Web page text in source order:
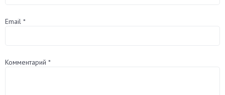
Email *
Комментарий *